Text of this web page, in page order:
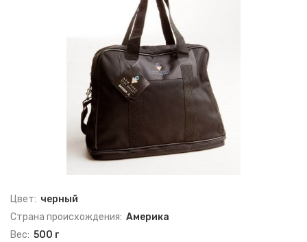
Цвет: черный
Страна происхождения: Америка
Вес: 500 г